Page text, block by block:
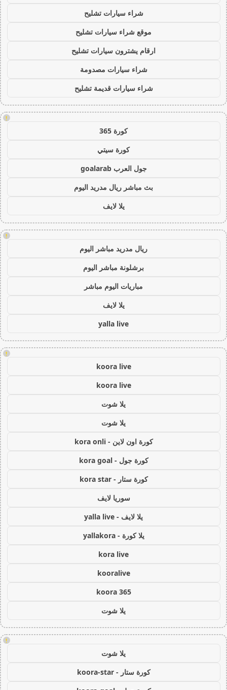
شراء سيارات تشليح
موقع شراء سيارات تشليح
ارقام يشترون سيارات تشليح
شراء سيارات مصدومة
شراء سيارات قديمة تشليح
!
كورة 365
كورة سيتي
جول العرب goalarab
بث مباشر ريال مدريد اليوم
يلا لايف
!
ريال مدريد مباشر اليوم
برشلونة مباشر اليوم
مباريات اليوم مباشر
يلا لايف
yalla live
!
koora live
koora live
يلا شوت
يلا شوت
كورة اون لاين - kora onli
كورة جول - kora goal
كورة ستار - kora star
سوريا لايف
يلا لايف - yalla live
يلا كورة - yallakora
kora live
kooralive
koora 365
يلا شوت
!
يلا شوت
كورة ستار - koora-star